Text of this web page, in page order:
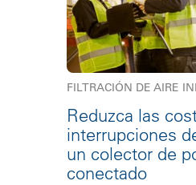
FILTRACIÓN DE AIRE
Reduzca las
interrupciones
un colector de
conectado